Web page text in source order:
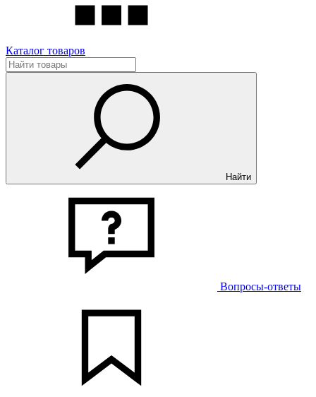
Каталог товаров
Найти
Вопросы-ответы